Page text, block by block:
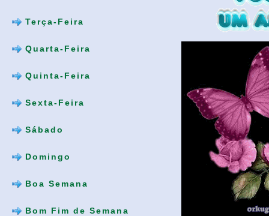
Terça-Feira
Quarta-Feira
Quinta-Feira
Sexta-Feira
Sábado
Domingo
Boa Semana
Bom Fim de Semana